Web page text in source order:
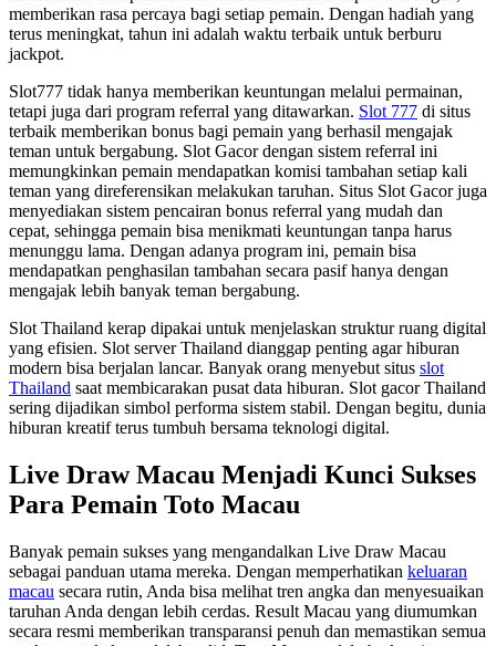
memberikan rasa percaya bagi setiap pemain. Dengan hadiah yang
terus meningkat, tahun ini adalah waktu terbaik untuk berburu
jackpot.
Slot777 tidak hanya memberikan keuntungan melalui permainan,
tetapi juga dari program referral yang ditawarkan. Slot 777 di situs
terbaik memberikan bonus bagi pemain yang berhasil mengajak
teman untuk bergabung. Slot Gacor dengan sistem referral ini
memungkinkan pemain mendapatkan komisi tambahan setiap kali
teman yang direferensikan melakukan taruhan. Situs Slot Gacor juga
menyediakan sistem pencairan bonus referral yang mudah dan
cepat, sehingga pemain bisa menikmati keuntungan tanpa harus
menunggu lama. Dengan adanya program ini, pemain bisa
mendapatkan penghasilan tambahan secara pasif hanya dengan
mengajak lebih banyak teman bergabung.
Slot Thailand kerap dipakai untuk menjelaskan struktur ruang digital
yang efisien. Slot server Thailand dianggap penting agar hiburan
modern bisa berjalan lancar. Banyak orang menyebut situs slot
Thailand saat membicarakan pusat data hiburan. Slot gacor Thailand
sering dijadikan simbol performa sistem stabil. Dengan begitu, dunia
hiburan kreatif terus tumbuh bersama teknologi digital.
Live Draw Macau Menjadi Kunci Sukses
Para Pemain Toto Macau
Banyak pemain sukses yang mengandalkan Live Draw Macau
sebagai panduan utama mereka. Dengan memperhatikan keluaran
macau secara rutin, Anda bisa melihat tren angka dan menyesuaikan
taruhan Anda dengan lebih cerdas. Result Macau yang diumumkan
secara resmi memberikan transparansi penuh dan memastikan semua